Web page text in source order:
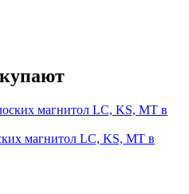
магнитол LC, KS, MT в